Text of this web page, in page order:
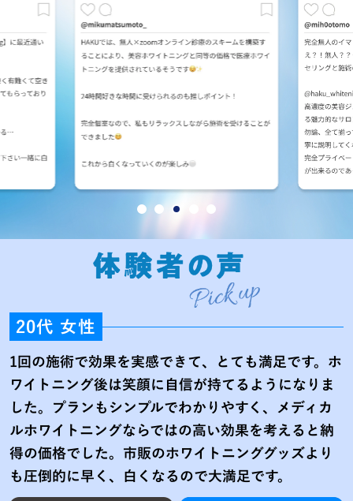
20代 女性
1回の施術で効果を実感できて、とても満足です。ホ
ワイトニング後は笑顔に自信が持てるようになりま
した。プランもシンプルでわかりやすく、メディカ
ルホワイトニングならではの高い効果を考えると納
得の価格でした。市販のホワイトニンググッズより
も圧倒的に早く、白くなるので大満足です。